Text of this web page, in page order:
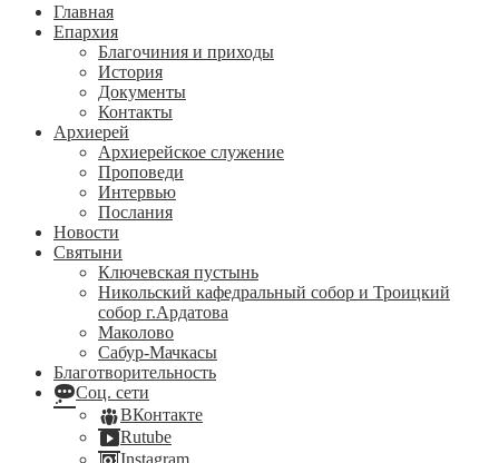
Главная
Епархия
Благочиния и приходы
История
Документы
Контакты
Архиерей
Архиерейское служение
Проповеди
Интервью
Послания
Новости
Святыни
Ключевская пустынь
Никольский кафедральный собор и Троицкий
собор г.Ардатова
Маколово
Сабур-Мачкасы
Благотворительность
Соц. сети
ВКонтакте
Rutube
Instagram